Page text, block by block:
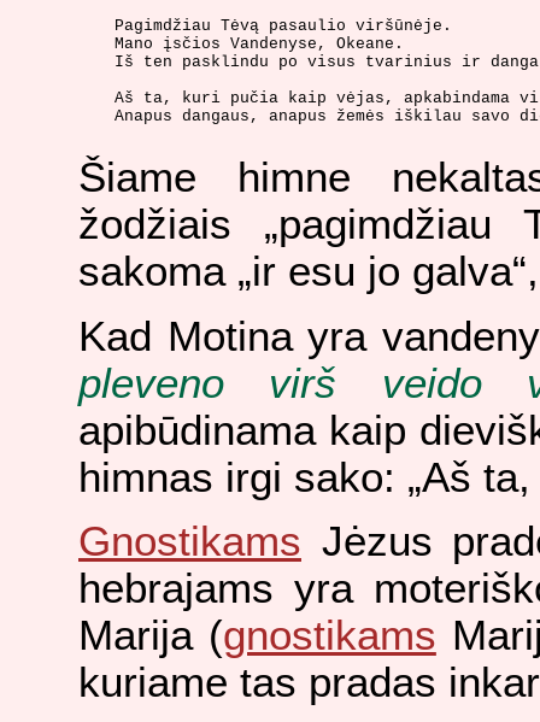
Pagimdžiau Tėvą pasaulio viršūnėje.
Mano įsčios Vandenyse, Okeane.
Iš ten pasklindu po visus tvarinius ir
Aš ta, kuri pučia kaip vėjas, apkabindama
Anapus dangaus, anapus žemės iškilau savo
Šiame himne
žodžiais „pagimdžiau
sakoma „ir esu jo
Kad Motina yra
pleveno virš veido
apibūdinama kaip
himnas irgi sako: „Aš
Gnostikams Jėzus
hebrajams yra
Marija (gnostikams
kuriame tas pradas